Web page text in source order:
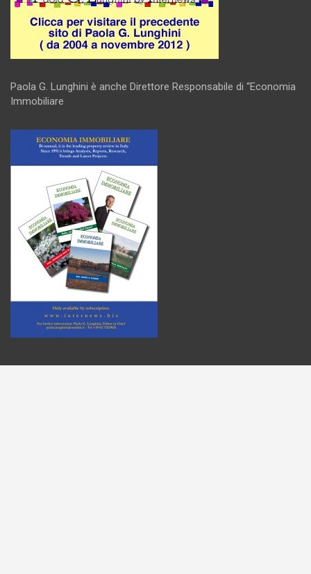
Paola G. Lunghini è anche Direttore Responsabile di “Economia
Immobiliare